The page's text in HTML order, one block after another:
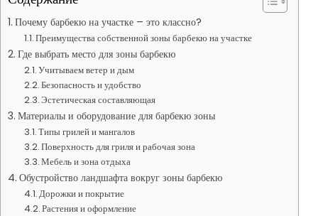
Почему барбекю на участке – это классно?
Преимущества собственной зоны барбекю на участке
Где выбрать место для зоны барбекю
Учитываем ветер и дым
Безопасность и удобство
Эстетическая составляющая
Материалы и оборудование для барбекю зоны
Типы грилей и мангалов
Поверхность для гриля и рабочая зона
Мебель и зона отдыха
Обустройство ландшафта вокруг зоны барбекю
Дорожки и покрытие
Растения и оформление